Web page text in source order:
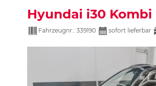
Hyundai i30 Kombi
Fahrzeugnr.: 339190 sofort lieferbar